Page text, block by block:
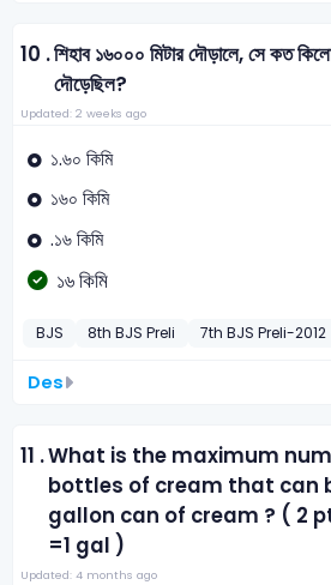
10 .শিহাব ১৬০০০ মিটার দৌড়ালে, সে কত
দৌড়েছিল?
Updated: 2 weeks ago
১.৬০ কিমি
১৬০ কিমি
.১৬ কিমি
১৬ কিমি
BJS 8th BJS Preli 7th BJS Preli-2012
Des
11 .What is the maximum
bottles of cream that can
gallon can of cream ? ( 2
=1 gal )
Updated: 4 months ago